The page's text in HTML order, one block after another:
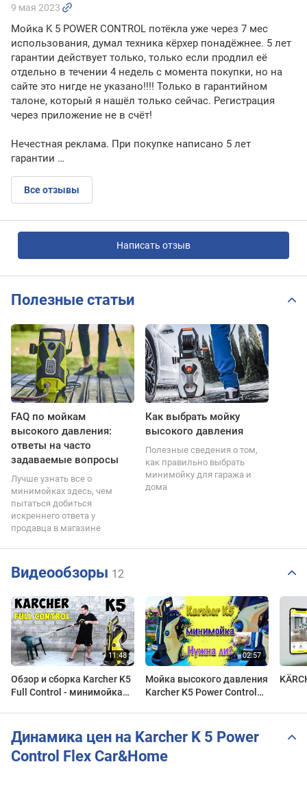
9 мая 2023
Мойка K 5 POWER CONTROL потёкла уже через 7 мес
использования, думал техника кёрхер понадёжнее. 5 лет
гарантии действует только, только если продлил её
отдельно в течении 4 недель с момента покупки, но на
сайте это нигде не указано!!!! Только в гарантийном
талоне, который я нашёл только сейчас. Регистрация
через приложение не в счёт!
Нечестная реклама. При покупке написано 5 лет
гарантии …
Все отзывы
Написать отзыв
Полезные статьи
FAQ по мойкам
высокого давления:
ответы на часто
задаваемые вопросы
Лучше узнать все о
минимойках здесь, чем
пытаться добиться
искреннего ответа у
продавца в магазине
Как выбрать мойку
высокого давления
Полезные сведения о том,
как правильно выбрать
минимойку для гаража и
дома
Видеообзоры 12
Обзор и сборка Karcher K5
Full Control - минимойка
Мойка высокого давления
Karcher K5 Power Control
кархер к5
Динамика цен на Karcher K 5 Power
Control Flex Car&Home